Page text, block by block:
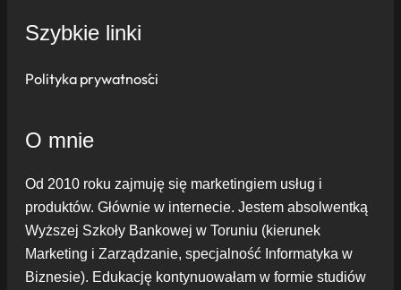
Szybkie linki
Polityka prywatności
O mnie
Od 2010 roku zajmuję się marketingiem usług i
produktów. Głównie w internecie. Jestem absolwentką
Wyższej Szkoły Bankowej w Toruniu (kierunek
Marketing i Zarządzanie, specjalność Informatyka w
Biznesie). Edukację kontynuowałam w formie studiów